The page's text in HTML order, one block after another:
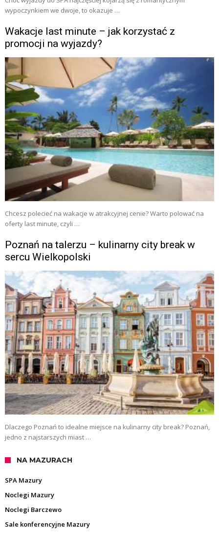
wypoczynkiem we dwoje, to okazuje …
Wakacje last minute – jak korzystać z
promocji na wyjazdy?
Chcesz polecieć na wakacje w atrakcyjnej cenie? Warto polować na
oferty last minute, czyli …
Poznań na talerzu – kulinarny city break w
sercu Wielkopolski
Dlaczego Poznań to idealne miejsce na kulinarny city break? Poznań,
jedno z najstarszych miast …
NA MAZURACH
SPA Mazury
Noclegi Mazury
Noclegi Barczewo
Sale konferencyjne Mazury